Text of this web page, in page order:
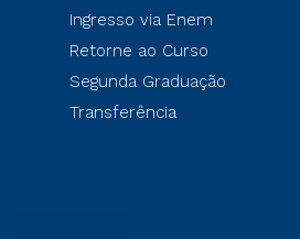
Ingresso via Enem
Retorne ao Curso
Segunda Graduação
Transferência